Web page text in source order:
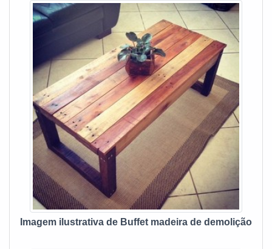
clientes, a empresa entende que seu melhor destaque é
conquistar a confiança de cada um. Tudo isso só é possível
através do investimento em equipamentos modernos e
profissionais experientes. A Depósito Mineiro é uma
empresa que tem sido preferência no segmento pela
idoneidade em tudo que faz, garantindo o sucesso dos
clientes de ponta a ponta.
gastos desnecessários. UM POUCO MAIS SOBRE RACK
PARA SALA RUSTICO Se alguém quer achar rack para
sala rustico em uma empresa altamente qualificada, acha a
Depósito Mineiro. É possível encontrar mesas rústicas e
gabinetes, visando sempre a qualidade final para a
fidelização do cliente. Ainda com uma visão analítica sobre
rack para sala rustico, na essência da empresa, a mesma
deve prezar pelos produtos e serviços com ótima qualidade
e proteção, detalhes que passam despercebidos e podem
gerar prejuízo futuros para os clientes. Existem muitas
formas diferentes de demonstrar conhecimento e autoridade
em sua área de atuação. Abaixo os motivos pelos quais a
Depósito Mineiro é a melhor opção no segmento quando o
assunto for rack para sala rustico: Comprometida com o
meio ambiente; Responsável; Altamente qualificada;
Inovadora; Segura. A MELHOR EMPRESA NO
Imagem ilustrativa de Buffet madeira de demolição